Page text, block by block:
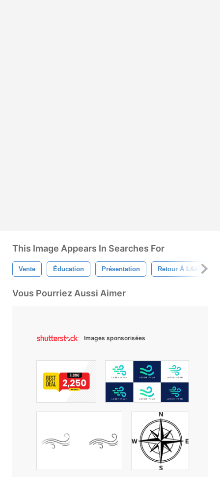
This Image Appears In Searches For
Vente Éducation Présentation Retour À
Vous Pourriez Aussi Aimer
Images sponsorisées